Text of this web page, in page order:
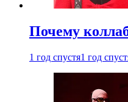
Почему
1 год спустя1 год